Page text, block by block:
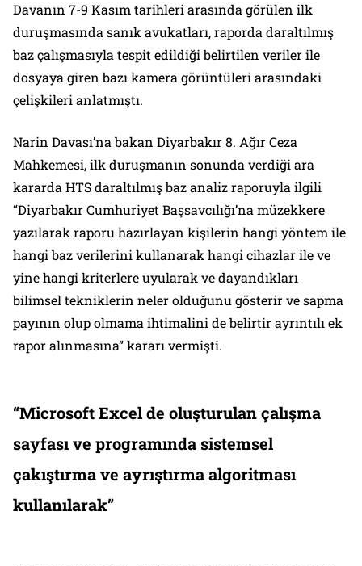
Davanın 7-9 Kasım tarihleri arasında görülen ilk
duruşmasında sanık avukatları, raporda daraltılmış
baz çalışmasıyla tespit edildiği belirtilen veriler ile
dosyaya giren bazı kamera görüntüleri arasındaki
çelişkileri anlatmıştı.
Narin Davası’na bakan Diyarbakır 8. Ağır Ceza
Mahkemesi, ilk duruşmanın sonunda verdiği ara
kararda HTS daraltılmış baz analiz raporuyla ilgili
“Diyarbakır Cumhuriyet Başsavcılığı’na müzekkere
yazılarak raporu hazırlayan kişilerin hangi yöntem ile
hangi baz verilerini kullanarak hangi cihazlar ile ve
yine hangi kriterlere uyularak ve dayandıkları
bilimsel tekniklerin neler olduğunu gösterir ve sapma
payının olup olmama ihtimalini de belirtir ayrıntılı ek
rapor alınmasına” kararı vermişti.
“Microsoft Excel de oluşturulan çalışma
sayfası ve programında sistemsel
çakıştırma ve ayrıştırma algoritması
kullanılarak”